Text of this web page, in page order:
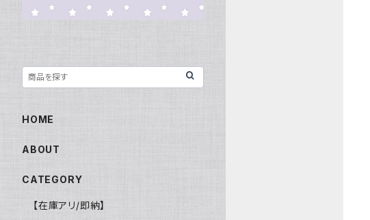
HOME
ABOUT
CATEGORY
【在庫アリ/即納】